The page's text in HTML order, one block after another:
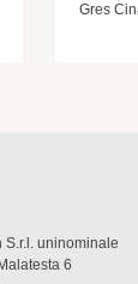
Gres
S.r.l. uninominale
6